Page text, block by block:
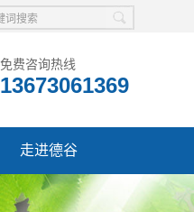
免费咨询热线
13673061369
走进德谷